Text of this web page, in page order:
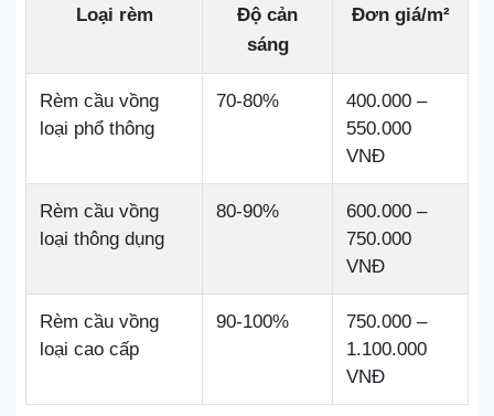
Loại rèm
Độ cản
sáng
Đơn giá/m²
Rèm cầu vồng
loại phổ thông
70-80%
400.000 –
550.000
VNĐ
Rèm cầu vồng
loại thông dụng
80-90%
600.000 –
750.000
VNĐ
Rèm cầu vồng
loại cao cấp
90-100%
750.000 –
1.100.000
VNĐ